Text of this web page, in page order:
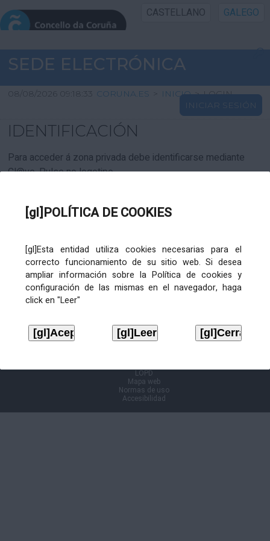
[gl]POLÍTICA DE COOKIES
[gl]Esta entidad utiliza cookies necesarias para el
correcto funcionamiento de su sitio web. Si desea
ampliar información sobre la Política de cookies y
configuración de las mismas en el navegador, haga
click en "Leer"
CASTELLANO GALEGO
INICIO SEDE
INICIO
INFORMACIÓN PÚBLICA
CARTAFOL CIDADÁN
SEDE ELECTRÓNICA
08/08/2026 09:18:33 CORUNA.ES > INICIO > LOGIN
INICIAR SESIÓN
IDENTIFICACIÓN
Para acceder á zona privada debe identificarse mediante
Cl@ve. Pulse no logotipo
LOPD
Mapa web
Normas de uso
Accesibilidad